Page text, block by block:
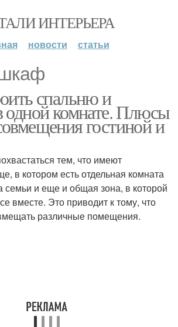
ИНТЕРЬЕРА
новости статьи
спальню и
одной комнате. Плюсы
гостиной и
тем, что имеют
в котором есть отдельная комната
семьи и еще и общая зона, в которой
вместе. Это приводит к тому, что
различные помещения.